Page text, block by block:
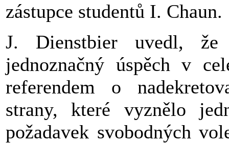
zástupce studentů I. Chaun.
J. Dienstbier uvedl, že
jednoznačný úspěch v
referendem o
strany, které vyznělo
požadavek svobodných